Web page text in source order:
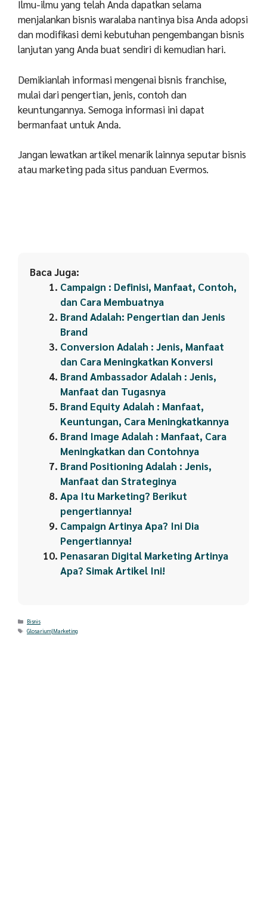
Ilmu-ilmu yang telah Anda dapatkan selama
menjalankan bisnis waralaba nantinya bisa Anda adopsi
dan modifikasi demi kebutuhan pengembangan bisnis
lanjutan yang Anda buat sendiri di kemudian hari.
Demikianlah informasi mengenai bisnis franchise,
mulai dari pengertian, jenis, contoh dan
keuntungannya. Semoga informasi ini dapat
bermanfaat untuk Anda.
Jangan lewatkan artikel menarik lainnya seputar bisnis
atau marketing pada situs panduan Evermos.
Baca Juga:
Campaign : Definisi, Manfaat, Contoh,
dan Cara Membuatnya
Brand Adalah: Pengertian dan Jenis
Brand
Conversion Adalah : Jenis, Manfaat
dan Cara Meningkatkan Konversi
Brand Ambassador Adalah : Jenis,
Manfaat dan Tugasnya
Brand Equity Adalah : Manfaat,
Keuntungan, Cara Meningkatkannya
Brand Image Adalah : Manfaat, Cara
Meningkatkan dan Contohnya
Brand Positioning Adalah : Jenis,
Manfaat dan Strateginya
Apa Itu Marketing? Berikut
pengertiannya!
Campaign Artinya Apa? Ini Dia
Pengertiannya!
Penasaran Digital Marketing Artinya
Apa? Simak Artikel Ini!
Categories
Bisnis
Tags
Glosarium|Marketing